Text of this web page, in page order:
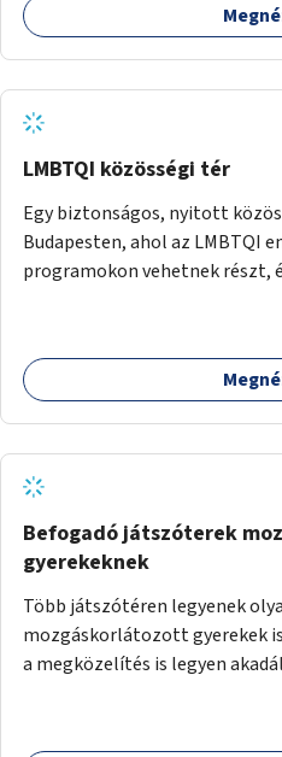
LMBTQI közösségi tér
Egy biztonságos, nyitott
Budapesten, ahol az LMBTQI
programokon vehetnek részt,
szervezetek programjainak
útján lesz kiválasztva.
Befogadó játszóterek
gyerekeknek
Több játszótéren legyenek
mozgáskorlátozott gyerekek
a megközelítés is legyen